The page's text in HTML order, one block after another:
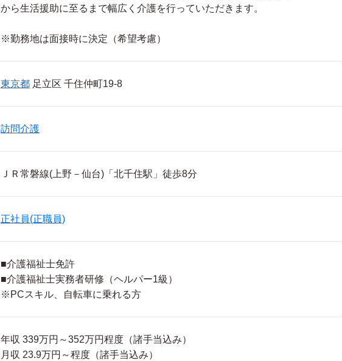
から生活援助に至るまで幅広く介護を行っていただきます。
※勤務地は面接時に決定（希望考慮）
東京都 足立区 千住仲町19-8
訪問介護
ＪＲ常磐線(上野－仙台)「北千住駅」徒歩8分
正社員(正職員)
■介護福祉士免許
■介護福祉士実務者研修（ヘルパー1級）
※PCスキル、自転車に乗れる方
年収 339万円～352万円程度（諸手当込み）
月収 23.9万円～程度（諸手当込み）